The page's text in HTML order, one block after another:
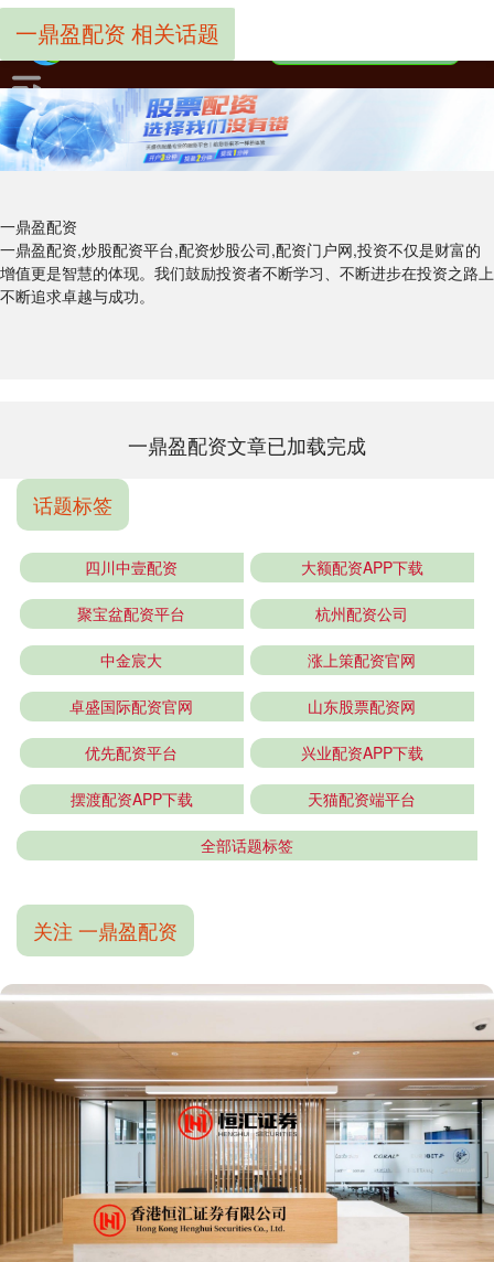
一鼎盈配资
一鼎盈配资,炒股配资平台,配资炒股公司,配资门户网,投资不仅是财富的
增值更是智慧的体现。我们鼓励投资者不断学习、不断进步在投资之路上
不断追求卓越与成功。
一鼎盈配资 相关话题
一鼎盈配资文章已加载完成
话题标签
四川中壹配资 大额配资APP下载
聚宝盆配资平台 杭州配资公司
中金宸大 涨上策配资官网
卓盛国际配资官网 山东股票配资网
优先配资平台 兴业配资APP下载
摆渡配资APP下载 天猫配资端平台
全部话题标签
关注 一鼎盈配资